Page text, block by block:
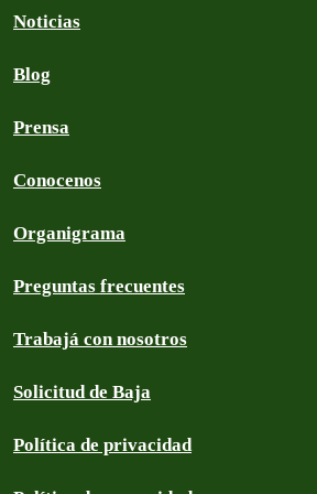
Noticias
Blog
Prensa
Conocenos
Organigrama
Preguntas frecuentes
Trabajá con nosotros
Solicitud de Baja
Política de privacidad